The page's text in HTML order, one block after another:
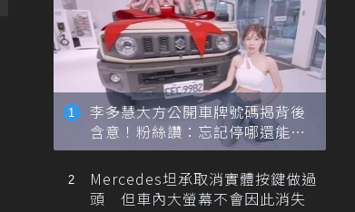
李多慧大方公開車牌號碼揭背後
含意！粉絲讚：忘記停哪還能幫
忙找車
Mercedes坦承取消實體按鍵做過
頭 但車內大螢幕不會因此消失